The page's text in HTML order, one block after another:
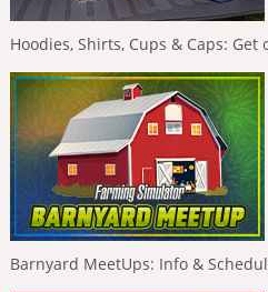
Hoodies, Shirts, Cups & Caps:
Barnyard MeetUps: Info &